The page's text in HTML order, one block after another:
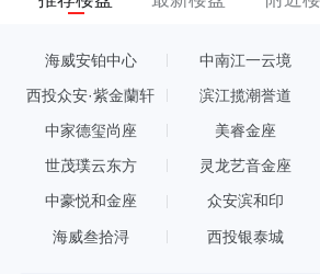
海威安铂中心 中南江一云境
西投众安·紫金蘭轩 滨江揽潮誉道
中家德玺尚座 美睿金座
世茂璞云东方 灵龙艺音金座
中豪悦和金座 众安滨和印
海威叁拾浔 西投银泰城